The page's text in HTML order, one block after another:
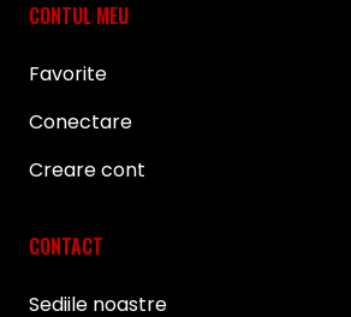
CONTUL MEU
Favorite
Conectare
Creare cont
CONTACT
Sediile noastre